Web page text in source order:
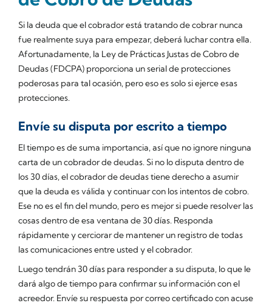
Si la deuda que el cobrador está tratando de cobrar nunca
fue realmente suya para empezar, deberá luchar contra ella.
Afortunadamente, la Ley de Prácticas Justas de Cobro de
Deudas (FDCPA) proporciona un serial de protecciones
poderosas para tal ocasión, pero eso es solo si ejerce esas
protecciones.
Envíe su disputa por escrito a tiempo
El tiempo es de suma importancia, así que no ignore ninguna
carta de un cobrador de deudas. Si no lo disputa dentro de
los 30 días, el cobrador de deudas tiene derecho a asumir
que la deuda es válida y continuar con los intentos de cobro.
Ese no es el fin del mundo, pero es mejor si puede resolver las
cosas dentro de esa ventana de 30 días. Responda
rápidamente y cerciorar de mantener un registro de todas
las comunicaciones entre usted y el cobrador.
Luego tendrán 30 días para responder a su disputa, lo que le
dará algo de tiempo para confirmar su información con el
acreedor. Envíe su respuesta por correo certificado con acuse